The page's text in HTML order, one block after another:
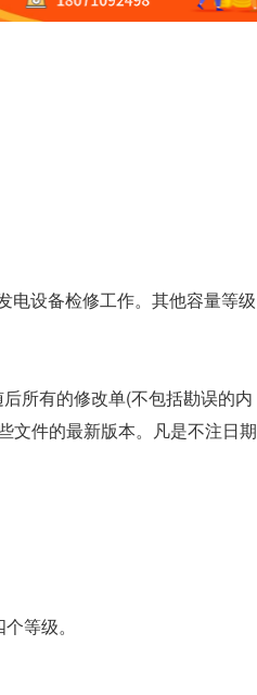
电设备检修工作。其他容量等级
所有的修改单(不包括勘误的内
文件的最新版本。凡是不注日期
等级。